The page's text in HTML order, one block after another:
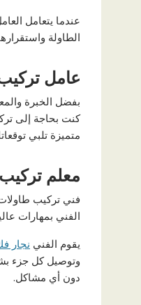
عندما يتعامل
الطاولة
عامل تركيب
بفضل الخبرة
كنت بحاجة إلى
متميزة تلبي
معلم
فني تركيب
الفني بمهارات
يقوم الفني نجار
وتوصيل كل جزء
دون أي مشاكل.